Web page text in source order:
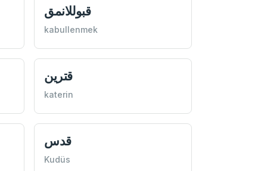
قبوللانمق
kabullenmek
قترين
katerin
قدس
Kudüs